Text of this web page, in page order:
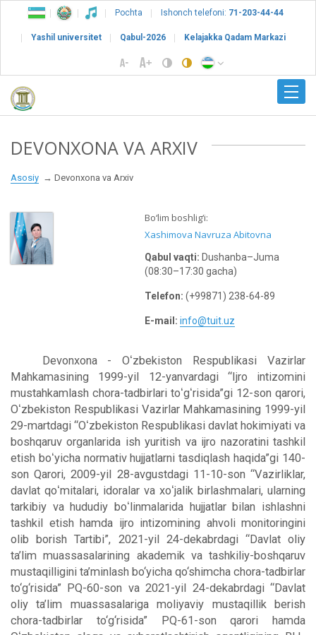
Pochta Ishonch telefoni: 71-203-44-44
Yashil universitet Qabul-2026 Kelajakka Qadam Markazi
DEVONXONA VA ARXIV
Asosiy Devonxona va Arxiv
Bo‘lim boshlig‘i:
Xashimova Navruza Abitovna
Qabul vaqti: Dushanba–Juma
(08:30–17:30 gacha)
Telefon: (+99871) 238-64-89
E-mail: info@tuit.uz
Devonxona - Oʻzbekiston Respublikasi Vazirlar
Mahkamasining 1999-yil 12-yanvardagi “Ijro intizomini
mustahkamlash chora-tadbirlari toʻgʻrisida”gi 12-son qarori,
Oʻzbekiston Respublikasi Vazirlar Mahkamasining 1999-yil
29-martdagi “Oʻzbekiston Respublikasi davlat hokimiyati va
boshqaruv organlarida ish yuritish va ijro nazoratini tashkil
etish boʻyicha normativ hujjatlarni tasdiqlash haqida”gi 140-
son Qarori, 2009-yil 28-avgustdagi 11-10-son “Vazirliklar,
davlat qoʻmitalari, idoralar va xoʻjalik birlashmalari, ularning
tarkibiy va hududiy boʻlinmalarida hujjatlar bilan ishlashni
tashkil etish hamda ijro intizomining ahvoli monitoringini
olib borish Tartibi”, 2021-yil 24-dekabrdagi “Davlat oliy
ta’lim muassasalarining akademik va tashkiliy-boshqaruv
mustaqilligini ta’minlash bo‘yicha qo‘shimcha chora-tadbirlar
to‘g‘risida” PQ-60-son va 2021-yil 24-dekabrdagi “Davlat
oliy ta’lim muassasalariga moliyaviy mustaqillik berish
chora-tadbirlar to‘g‘risida” PQ-61-son qarori hamda